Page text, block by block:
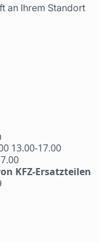
an Ihrem Standort
13.00-17.00
KFZ-Ersatzteilen